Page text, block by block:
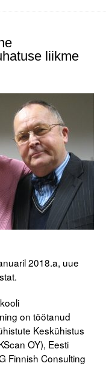
liikme
2018.a, uue
on töötanud
Keskühistus
OY), Eesti
Finnish Consulting